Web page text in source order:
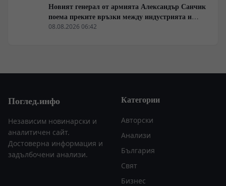
Новият генерал от армията Александър Санчик
поема преките връзки между индустрията и
бойното поле
08.08.2026 06:42
Поглед.инфо
Независим новинарски и
аналитичен сайт.
Достоверна информация и
задълбочени анализи.
Категории
Авторски
Анализи
България
Свят
Бизнес